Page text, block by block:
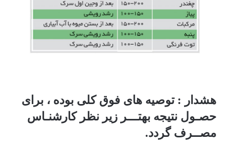
هشدار : توصیه های فوق کلی بوده ، برای
حصـول نتیجه بهتـــر زیر نظر کارشنـاس
مصــرف گردد.